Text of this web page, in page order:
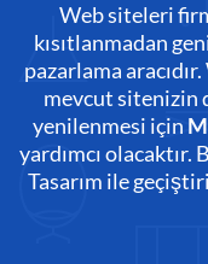
Web siteleri
kısıtlanmadan
pazarlama
mevcut sitenizin
yenilenmesi için
yardımcı
Tasarım ile